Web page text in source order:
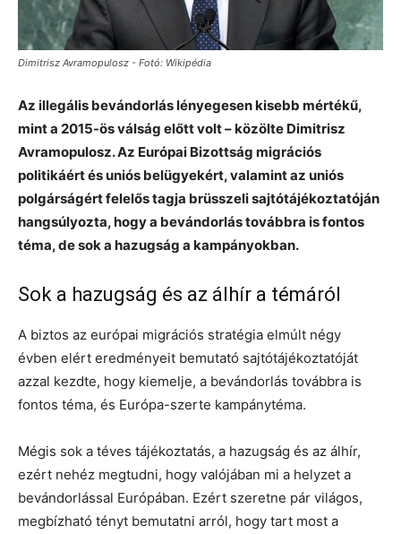
Dimitrisz Avramopulosz - Fotó: Wikipédia
Az illegális bevándorlás lényegesen kisebb mértékű,
mint a 2015-ös válság előtt volt – közölte Dimitrisz
Avramopulosz. Az Európai Bizottság migrációs
politikáért és uniós belügyekért, valamint az uniós
polgárságért felelős tagja brüsszeli sajtótájékoztatóján
hangsúlyozta, hogy a bevándorlás továbbra is fontos
téma, de sok a hazugság a kampányokban.
Sok a hazugság és az álhír a témáról
A biztos az európai migrációs stratégia elmúlt négy
évben elért eredményeit bemutató sajtótájékoztatóját
azzal kezdte, hogy kiemelje, a bevándorlás továbbra is
fontos téma, és Európa-szerte kampánytéma.
Mégis sok a téves tájékoztatás, a hazugság és az álhír,
ezért nehéz megtudni, hogy valójában mi a helyzet a
bevándorlással Európában. Ezért szeretne pár világos,
megbízható tényt bemutatni arról, hogy tart most a